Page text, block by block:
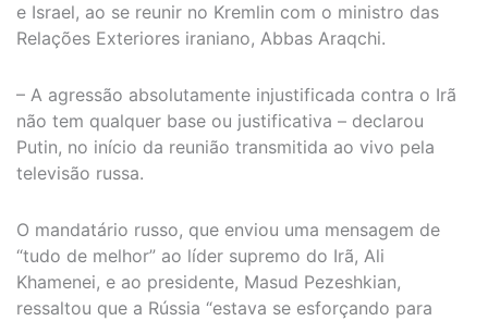
e Israel, ao se reunir no Kremlin com o ministro das
Relações Exteriores iraniano, Abbas Araqchi.
– A agressão absolutamente injustificada contra o Irã
não tem qualquer base ou justificativa – declarou
Putin, no início da reunião transmitida ao vivo pela
televisão russa.
O mandatário russo, que enviou uma mensagem de
“tudo de melhor” ao líder supremo do Irã, Ali
Khamenei, e ao presidente, Masud Pezeshkian,
ressaltou que a Rússia “estava se esforçando para